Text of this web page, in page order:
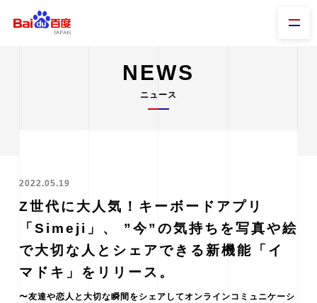
NEWS
ニュース
2022.05.19
Z世代に大人気！キーボードアプリ
「Simeji」、 ”今”の気持ちを写真や絵
で大切な人とシェアできる新機能「イ
マドキ」をリリース。
〜友達や恋人と大切な瞬間をシェアしてオンラインコミュニケーシ